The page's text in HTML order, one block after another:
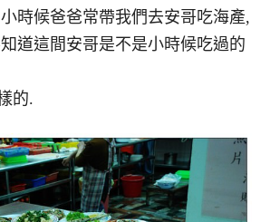
時候爸爸常帶我們去安哥吃海產,
道這間安哥是不是小時候吃過的
的.